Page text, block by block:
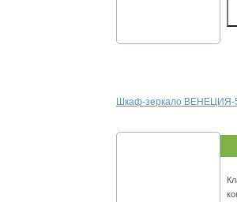
Шкаф-зеркало ВЕНЕЦИЯ-